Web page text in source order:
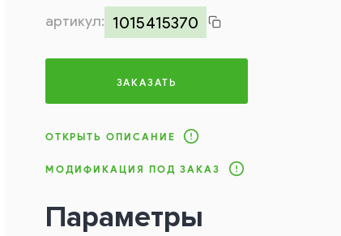
артикул: 1015415370
ЗАКАЗАТЬ
ОТКРЫТЬ ОПИСАНИЕ
МОДИФИКАЦИЯ ПОД ЗАКАЗ
Параметры